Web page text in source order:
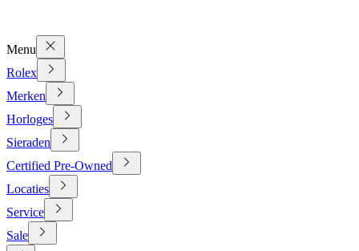
Menu
Rolex
Merken
Horloges
Sieraden
Certified Pre-Owned
Locaties
Service
Sale